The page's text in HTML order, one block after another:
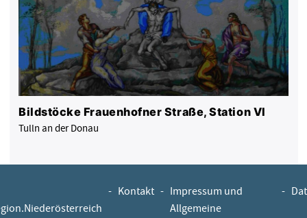
Bildstöcke Frauenhofner Straße, Station VI
Tulln an der Donau
- Kontakt - Impressum und
Allgemeine
-